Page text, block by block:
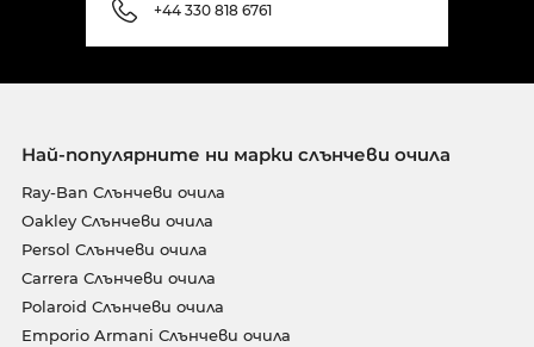
+44 330 818 6761
Най-популярните ни марки слънчеви очила
Ray-Ban Слънчеви очила
Oakley Слънчеви очила
Persol Слънчеви очила
Carrera Слънчеви очила
Polaroid Слънчеви очила
Emporio Armani Слънчеви очила